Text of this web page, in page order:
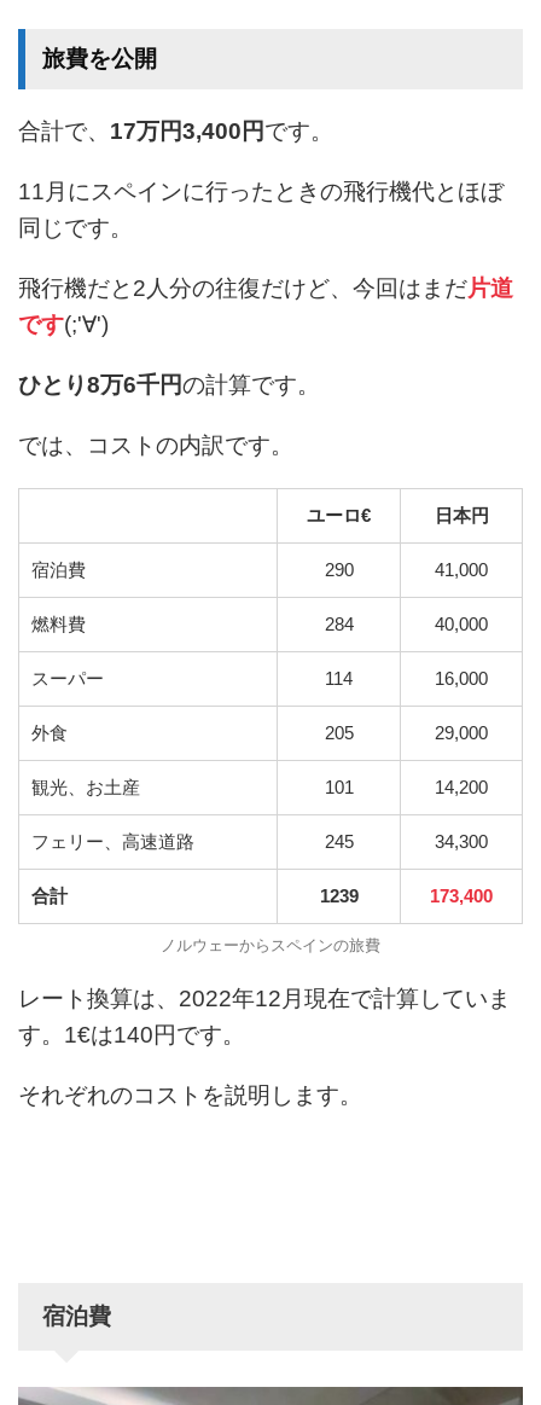
旅費を公開
合計で、 17万円3,400円です。
11月にスペインに行ったときの飛行機代とほぼ
同じです。
飛行機だと2人分の往復だけど、今回はまだ片道
です(;'∀')
ひとり8万6千円の計算です。
では、コストの内訳です。
ユーロ€ 日本円
宿泊費 290 41,000
燃料費 284 40,000
スーパー 114 16,000
外食 205 29,000
観光、お土産 101 14,200
フェリー、高速道路 245 34,300
合計 1239 173,400
ノルウェーからスペインの旅費
レート換算は、2022年12月現在で計算していま
す。1€は140円です。
それぞれのコストを説明します。
宿泊費